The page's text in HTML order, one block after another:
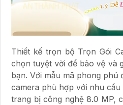
Thiết kế trọn bộ Trọn Gói
chọn tuyệt vời để bảo vệ và
bạn. Với mẫu mã phong phú
camera phù hợp với nhu
trang bị công nghệ 8.0 MP,